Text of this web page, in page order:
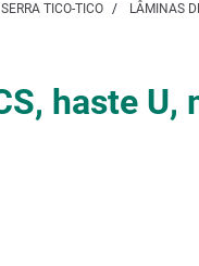
TICO-TICO LÂMINAS
haste U,